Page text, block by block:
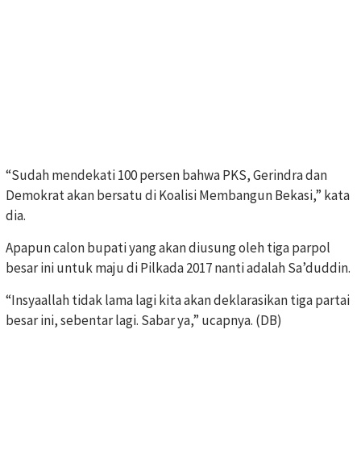
“Sudah mendekati 100 persen bahwa PKS, Gerindra dan
Demokrat akan bersatu di Koalisi Membangun Bekasi,” kata
dia.
Apapun calon bupati yang akan diusung oleh tiga parpol
besar ini untuk maju di Pilkada 2017 nanti adalah Sa’duddin.
“Insyaallah tidak lama lagi kita akan deklarasikan tiga partai
besar ini, sebentar lagi. Sabar ya,” ucapnya. (DB)